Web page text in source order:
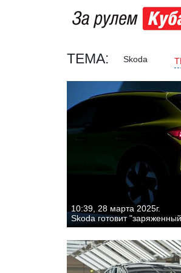
ТЕМА: Skoda
10:39, 28 марта 2025г.
Skoda готовит